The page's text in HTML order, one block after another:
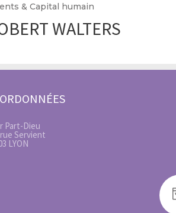
& Capital humain
WALTERS
Part-Dieu
Servient
LYON